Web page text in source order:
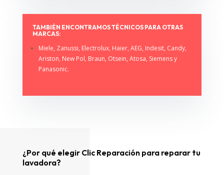
TAMBIÉN ENCONTRAMOS TÉCNICOS PARA OTRAS
MARCAS:
Miele, Zanussi, Electrolux, Haier, AEG, Indesit, Candy,
Ariston, New Pol, Braun, Otsein, Atosa, Siemens y
Panasonic.
¿Por qué elegir Clic Reparación para reparar tu
lavadora?